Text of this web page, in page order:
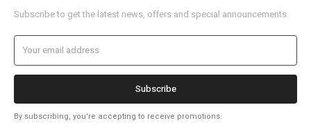
Subscribe to get the latest news, offers and special announcements.
Subscribe
By subscribing, you're accepting to receive promotions.